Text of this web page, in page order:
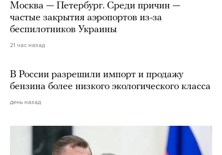
Москва — Петербург. Среди причин —
частые закрытия аэропортов из-за
беспилотников Украины
21 час назад
В России разрешили импорт и продажу
бензина более низкого экологического класса
день назад